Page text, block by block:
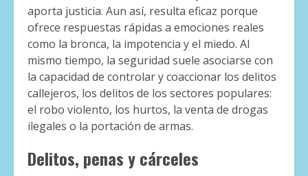
aporta justicia. Aun así, resulta eficaz porque
ofrece respuestas rápidas a emociones reales
como la bronca, la impotencia y el miedo. Al
mismo tiempo, la seguridad suele asociarse con
la capacidad de controlar y coaccionar los delitos
callejeros, los delitos de los sectores populares:
el robo violento, los hurtos, la venta de drogas
ilegales o la portación de armas.
Delitos, penas y cárceles